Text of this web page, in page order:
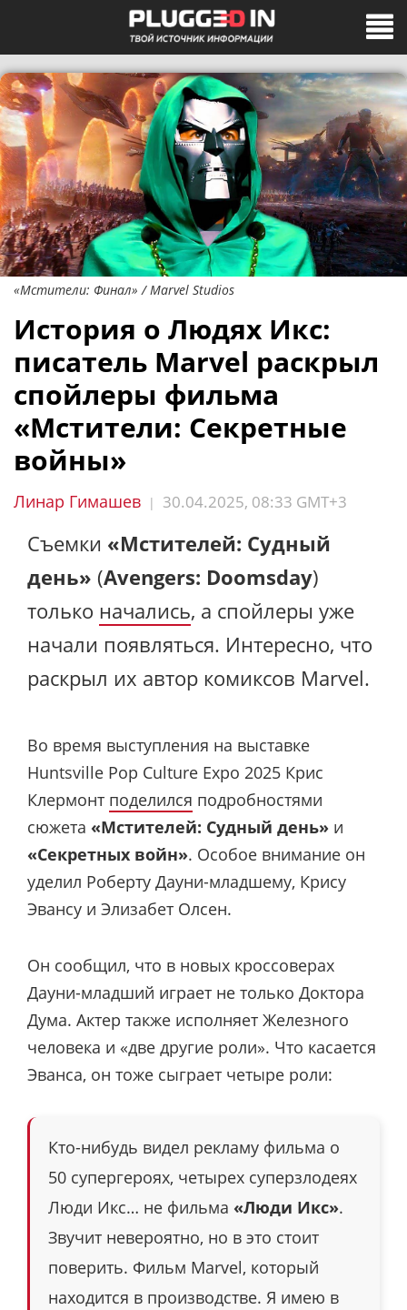
«Мстители: Финал» / Marvel Studios
История о Людях Икс:
писатель Marvel раскрыл
спойлеры фильма
«Мстители: Секретные
войны»
Линар Гимашев | 30.04.2025, 08:33 GMT+3
Съемки «Мстителей: Судный
день» (Avengers: Doomsday)
только начались, а спойлеры уже
начали появляться. Интересно, что
раскрыл их автор комиксов Marvel.
Во время выступления на выставке
Huntsville Pop Culture Expo 2025 Крис
Клермонт поделился подробностями
сюжета «Мстителей: Судный день» и
«Секретных войн». Особое внимание он
уделил Роберту Дауни-младшему, Крису
Эвансу и Элизабет Олсен.
Он сообщил, что в новых кроссоверах
Дауни-младший играет не только Доктора
Дума. Актер также исполняет Железного
человека и «две другие роли». Что касается
Эванса, он тоже сыграет четыре роли:
Кто-нибудь видел рекламу фильма о
50 супергероях, четырех суперзлодеях
Люди Икс… не фильма «Люди Икс».
Звучит невероятно, но в это стоит
поверить. Фильм Marvel, который
находится в производстве. Я имею в